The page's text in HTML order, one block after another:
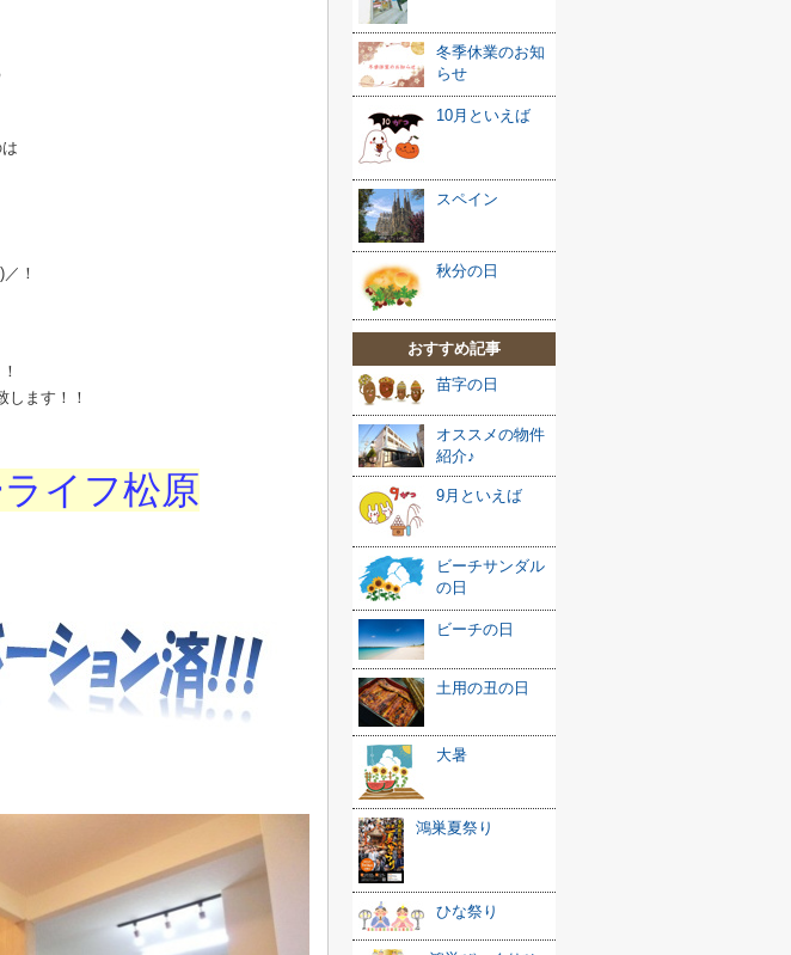
！
します！！
イフ松原
冬季休業のお知
らせ
10月といえば
スペイン
秋分の日
おすすめ記事
苗字の日
オススメの物件
紹介♪
9月といえば
ビーチサンダル
の日
ビーチの日
土用の丑の日
大暑
鴻巣夏祭り
ひな祭り